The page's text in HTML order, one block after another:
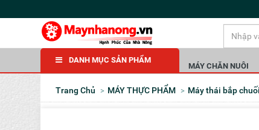
DANH MỤC SẢN PHẨM
MÁY CHĂN NUÔI
Trang Chủ MÁY THỰC PHẨM Máy thái bắp